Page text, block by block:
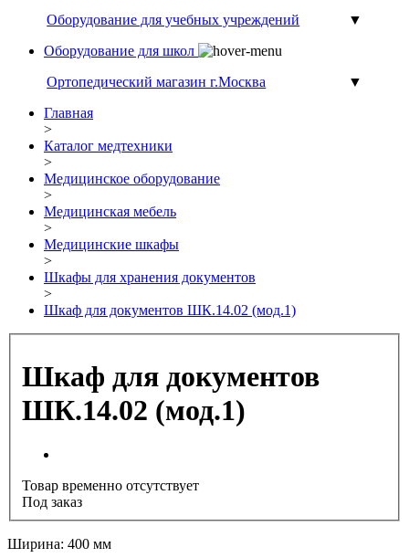
Оборудование для учебных учреждений
▼
Оборудование для школ
Ортопедический магазин г.Москва
▼
Главная
>
Каталог медтехники
>
Медицинское оборудование
>
Медицинская мебель
>
Медицинские шкафы
>
Шкафы для хранения документов
>
Шкаф для документов ШК.14.02 (мод.1)
Шкаф для документов
ШК.14.02 (мод.1)
Товар временно отсутствует
Под заказ
Ширина: 400 мм